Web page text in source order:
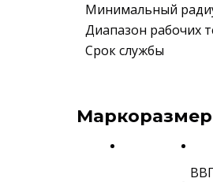
Минимальный
Диапазон рабочих
Срок службы